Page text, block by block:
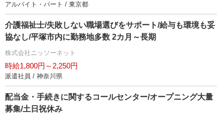
アルバイト・パート / 東京都
介護福祉士/失敗しない職場選びをサポート/給与も環境も妥
協なし/平塚市内に勤務地多数 2カ月～長期
株式会社ニッソーネット
時給1,800円～2,250円
派遣社員 / 神奈川県
配当金・手続きに関するコールセンター/オープニング大量
募集/土日祝休み